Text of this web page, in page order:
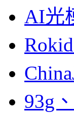
AI光
93g